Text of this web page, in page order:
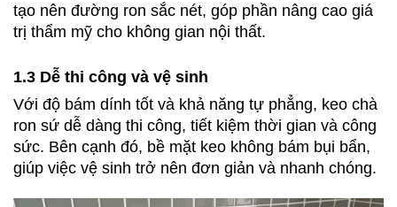
tạo nên đường ron sắc nét, góp phần nâng cao giá
trị thẩm mỹ cho không gian nội thất.
1.3 Dễ thi công và vệ sinh
Với độ bám dính tốt và khả năng tự phẳng, keo chà
ron sứ dễ dàng thi công, tiết kiệm thời gian và công
sức. Bên cạnh đó, bề mặt keo không bám bụi bẩn,
giúp việc vệ sinh trở nên đơn giản và nhanh chóng.